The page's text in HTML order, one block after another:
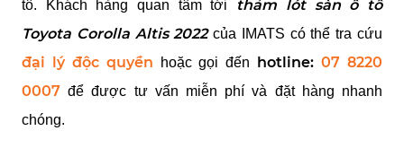
tô. Khách hàng quan tâm tới
thảm lót sàn ô tô
Toyota Corolla Altis 2022
đại lý độc quyền hoặc gọi đến hotline: 07 8220
0007 để được tư vấn miễn phí và đặt hàng nhanh
chóng.